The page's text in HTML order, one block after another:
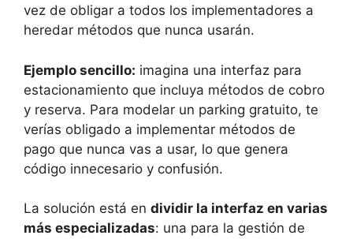
vez de obligar a todos los implementadores a
heredar métodos que nunca usarán.
Ejemplo sencillo: imagina una interfaz para
estacionamiento que incluya métodos de cobro
y reserva. Para modelar un parking gratuito, te
verías obligado a implementar métodos de
pago que nunca vas a usar, lo que genera
código innecesario y confusión.
La solución está en dividir la interfaz en varias
más especializadas: una para la gestión de